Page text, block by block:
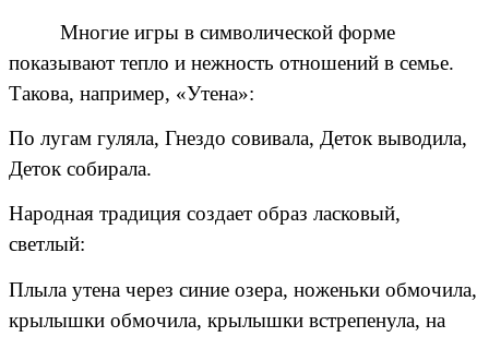
Многие игры в символической форме
показывают тепло и нежность отношений в семье.
Такова, например, «Утена»:
По лугам гуляла, Гнездо совивала, Деток выводила,
Деток собирала.
Народная традиция создает образ ласковый,
светлый:
Плыла утена через синие озера, ноженьки обмочила,
крылышки обмочила, крылышки встрепенула, на